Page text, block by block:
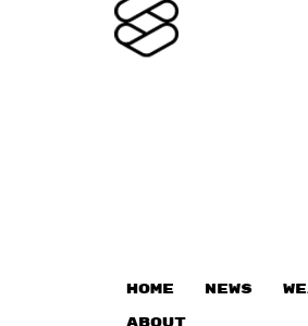
HOME NEWS
ABOUT